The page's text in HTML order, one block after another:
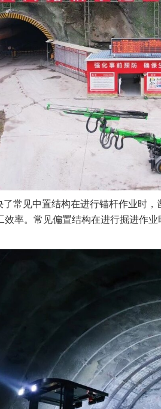
了常见中置结构在进行锚杆作业时
率。常见偏置结构在进行掘进作